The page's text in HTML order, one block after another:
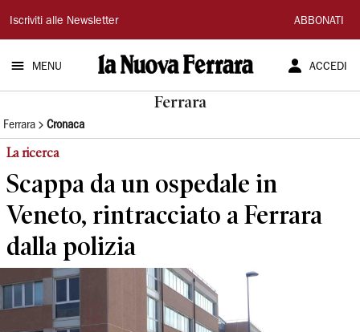
La
Nuova
Ferrara
Iscriviti alle Newsletter ABBONATI
MENU ACCEDI
Ferrara
Ferrara Cronaca
La ricerca
Scappa da un ospedale in
Veneto, rintracciato a Ferrara
dalla polizia